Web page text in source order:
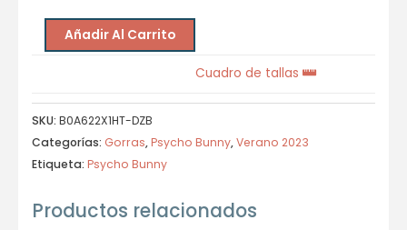
Añadir Al Carrito
Cuadro de tallas
SKU: B0A622X1HT-DZB
Categorías: Gorras,Psycho Bunny,Verano 2023
Etiqueta: Psycho Bunny
Productos relacionados